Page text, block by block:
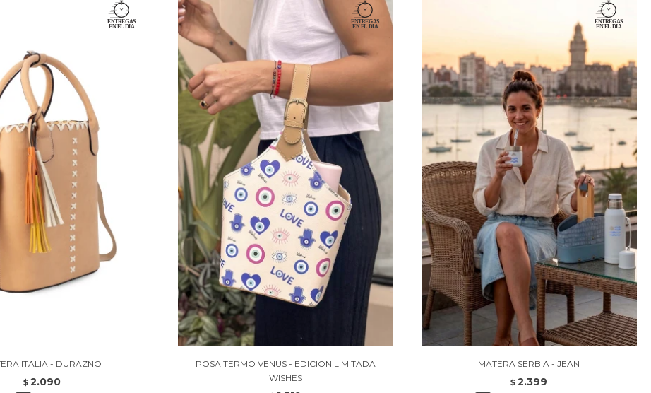
ITALIA - DURAZNO
$ 2.090
POSA TERMO VENUS - EDICION LIMITADA
WISHES
MATERA SERBIA - JEAN
$ 2.399